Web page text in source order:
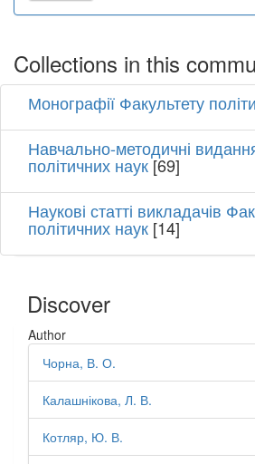
Collections in this
Монографії Факультету
Навчально-методичні
політичних наук[69]
Наукові статті викладачів
політичних наук [14]
Discover
Author
Чорна, В. О.
Калашнікова, Л. В.
Котляр, Ю. В.